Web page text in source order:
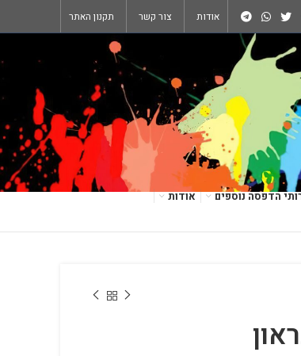
אודות צור קשר תקנון האתר
הדפסה נוספים אודות